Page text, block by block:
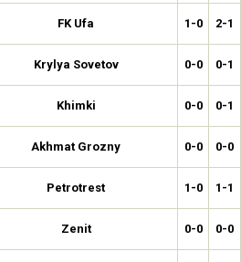
FK Ufa 1-0 2-1
Krylya Sovetov 0-0 0-1
Khimki 0-0 0-1
Akhmat Grozny 0-0 0-0
Petrotrest 1-0 1-1
Zenit 0-0 0-0